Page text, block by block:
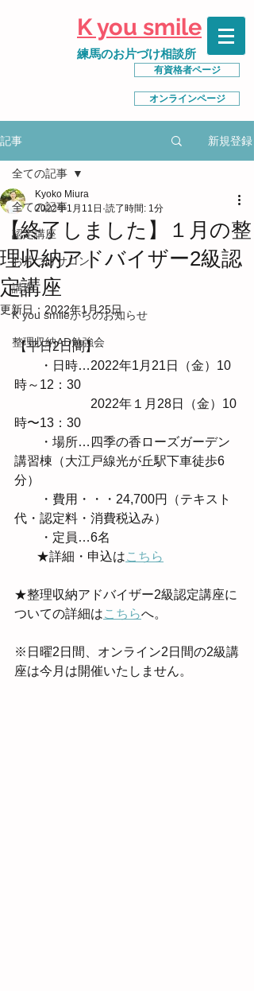
K you smile
練馬のお片づけ相談所
有資格者ページ
オンラインページ
記事 新規登録
全ての記事
認定講座
お片づけサロン
講座
K you smileからのお知らせ
整理収納AD勉強会
全ての記事
【終了しました】１月の整
理収納アドバイザー2級認
定講座
Kyoko Miura
2022年1月11日 読了時間: 1分
更新日： 2022年1月25日
【平日2日間】
・日時…2022年1月21日（金）10
時～12：30
2022年１月28日（金）10
時〜13：30
・場所…四季の香ローズガーデン
講習棟（大江戸線光が丘駅下車徒歩6
分）
・費用・・・24,700円（テキスト
代・認定料・消費税込み）
・定員…6名
★詳細・申込はこちら
★整理収納アドバイザー2級認定講座に
ついての詳細はこちらへ。
※日曜2日間、オンライン2日間の2級講
座は今月は開催いたしません。